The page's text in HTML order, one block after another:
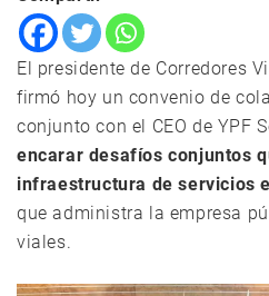
El presidente de Corredores
firmó hoy un convenio de
conjunto con el CEO de YPF
encarar desafíos conjuntos
infraestructura de servicios
que administra la empresa
viales.